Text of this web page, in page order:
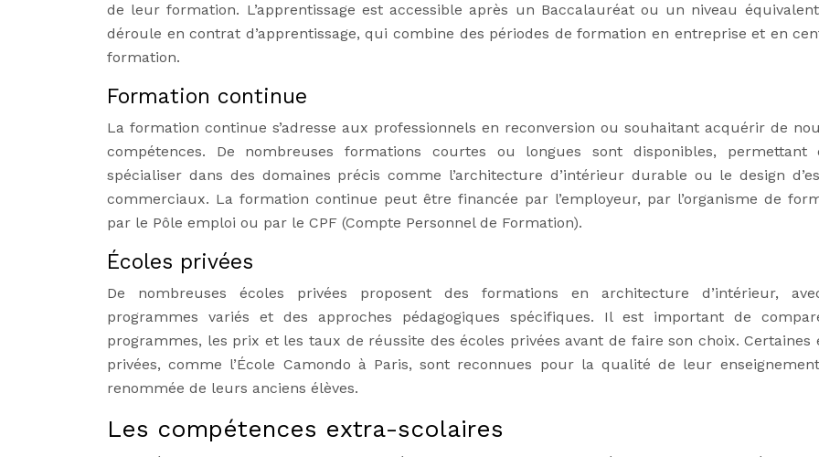
de leur formation. L’apprentissage est accessible après un Baccalauréat ou un niveau
déroule en contrat d’apprentissage, qui combine des périodes de formation en entreprise et en
formation.
Formation continue
La formation continue s’adresse aux professionnels en reconversion ou souhaitant acquérir de
compétences. De nombreuses formations courtes ou longues sont disponibles, permettant
spécialiser dans des domaines précis comme l’architecture d’intérieur durable ou le design
commerciaux. La formation continue peut être financée par l’employeur, par l’organisme de
par le Pôle emploi ou par le CPF (Compte Personnel de Formation).
Écoles privées
De nombreuses écoles privées proposent des formations en architecture d’intérieur,
programmes variés et des approches pédagogiques spécifiques. Il est important de
programmes, les prix et les taux de réussite des écoles privées avant de faire son choix. Certaines
privées, comme l’École Camondo à Paris, sont reconnues pour la qualité de leur
renommée de leurs anciens élèves.
Les compétences extra-scolaires